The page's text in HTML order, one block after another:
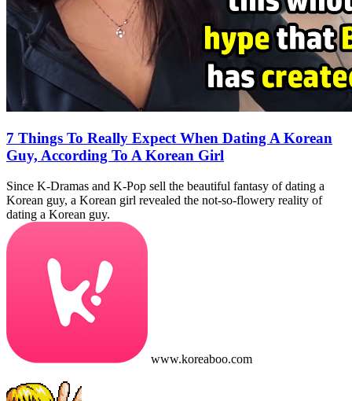
7 Things To Really Expect When Dating A Korean
Guy, According To A Korean Girl
Since K-Dramas and K-Pop sell the beautiful fantasy of dating a
Korean guy, a Korean girl revealed the not-so-flowery reality of
dating a Korean guy.
www.koreaboo.com